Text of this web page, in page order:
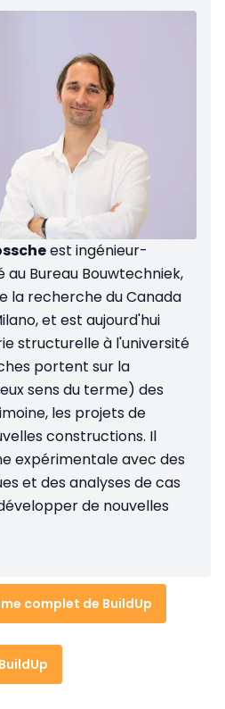
est ingénieur-
Bureau Bouwtechniek,
la recherche du Canada
et est aujourd'hui
structurelle à l'université
portent sur la
sens du terme) des
les projets de
constructions. Il
expérimentale avec des
et des analyses de cas
de nouvelles
complet de BuildUp